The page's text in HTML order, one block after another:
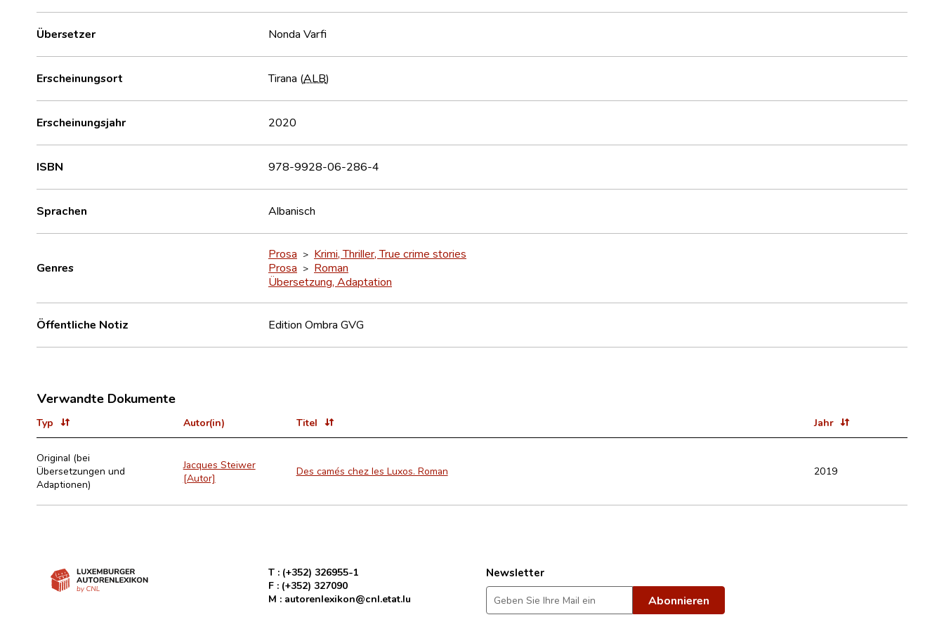
Übersetzer Nonda Varfi
Erscheinungsort Tirana (ALB)
Erscheinungsjahr 2020
ISBN 978-9928-06-286-4
Sprachen Albanisch
Genres
Prosa > Krimi, Thriller, True crime stories
Prosa > Roman
Übersetzung, Adaptation
Öffentliche Notiz Edition Ombra GVG
Verwandte Dokumente
Typ Autor(in) Titel Jahr
Original (bei
Übersetzungen und
Adaptionen)
Jacques Steiwer
[Autor]
Des camés chez les Luxos. Roman 2019
T : (+352) 326955-1
F : (+352) 327090
M : autorenlexikon@cnl.etat.lu
Newsletter